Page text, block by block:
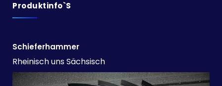
Produktinfo`s
Schieferhammer
Rheinisch uns Sächsisch